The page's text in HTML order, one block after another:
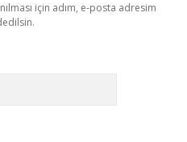
için adım, e-posta adresim